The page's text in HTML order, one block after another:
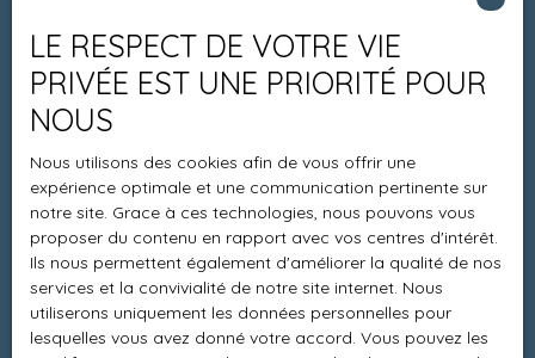
Espace vendeur
Vendre avec nous
Charte 21
Contact
Informations
Recrutement
LE RESPECT DE VOTRE VIE
PRIVÉE EST UNE PRIORITÉ POUR
NOUS
Nous utilisons des cookies afin de vous offrir une
expérience optimale et une communication pertinente sur
notre site. Grace à ces technologies, nous pouvons vous
proposer du contenu en rapport avec vos centres d'intérêt.
Ils nous permettent également d'améliorer la qualité de nos
services et la convivialité de notre site internet. Nous
utiliserons uniquement les données personnelles pour
lesquelles vous avez donné votre accord. Vous pouvez les